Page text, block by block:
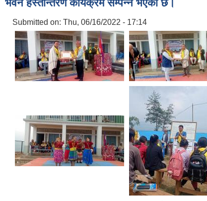
भवन हस्तान्तरण कार्यक्रम सम्पन्न भएको छ।
Submitted on: Thu, 06/16/2022 - 17:14